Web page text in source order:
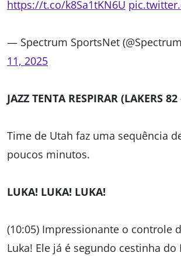
https://t.co/k8Sa1tKN6U
— Spectrum SportsNet
11, 2025
JAZZ TENTA RESPIRAR (LAKERS
Time de Utah faz uma sequência
poucos minutos.
LUKA! LUKA! LUKA!
(10:05) Impressionante o controle
Luka! Ele já é segundo cestinha do